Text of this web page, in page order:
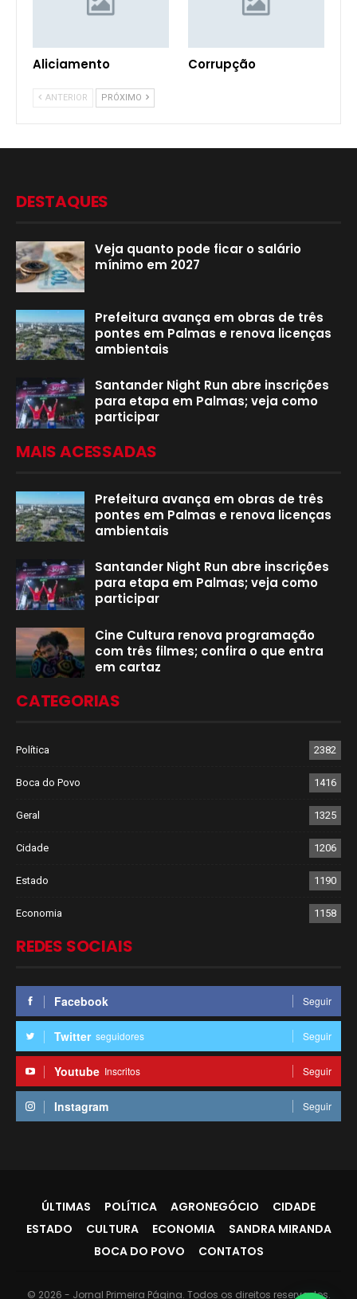
Aliciamento Corrupção
ANTERIOR PRÓXIMO
DESTAQUES
Veja quanto pode ficar o salário
mínimo em 2027
Prefeitura avança em obras de três
pontes em Palmas e renova licenças
ambientais
Santander Night Run abre inscrições
para etapa em Palmas; veja como
participar
MAIS ACESSADAS
Prefeitura avança em obras de três
pontes em Palmas e renova licenças
ambientais
Santander Night Run abre inscrições
para etapa em Palmas; veja como
participar
Cine Cultura renova programação
com três filmes; confira o que entra
em cartaz
CATEGORIAS
Política 2382
Boca do Povo 1416
Geral 1325
Cidade 1206
Estado 1190
Economia 1158
REDES SOCIAIS
Facebook Seguir
Twitter seguidores Seguir
Youtube Inscritos Seguir
Instagram Seguir
ÚLTIMAS POLÍTICA AGRONEGÓCIO
CIDADE
ESTADO
CULTURA ECONOMIA
SANDRA MIRANDA
BOCA DO POVO
CONTATOS
© 2026 - Jornal Primeira Página. Todos os direitos reservados.